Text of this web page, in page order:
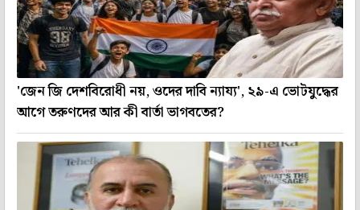
'জেন জি দেশবিরোধী নয়, ওদের দাবি ন্যায্য', ২৯-এ ভোটযুদ্ধের
আগে তরুণদের আর কী বার্তা ভাগবতের?